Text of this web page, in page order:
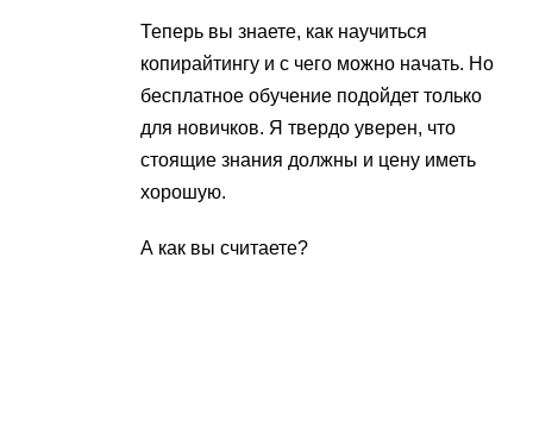
Теперь вы знаете, как научиться
копирайтингу и с чего можно начать. Но
бесплатное обучение подойдет только
для новичков. Я твердо уверен, что
стоящие знания должны и цену иметь
хорошую.
А как вы считаете?